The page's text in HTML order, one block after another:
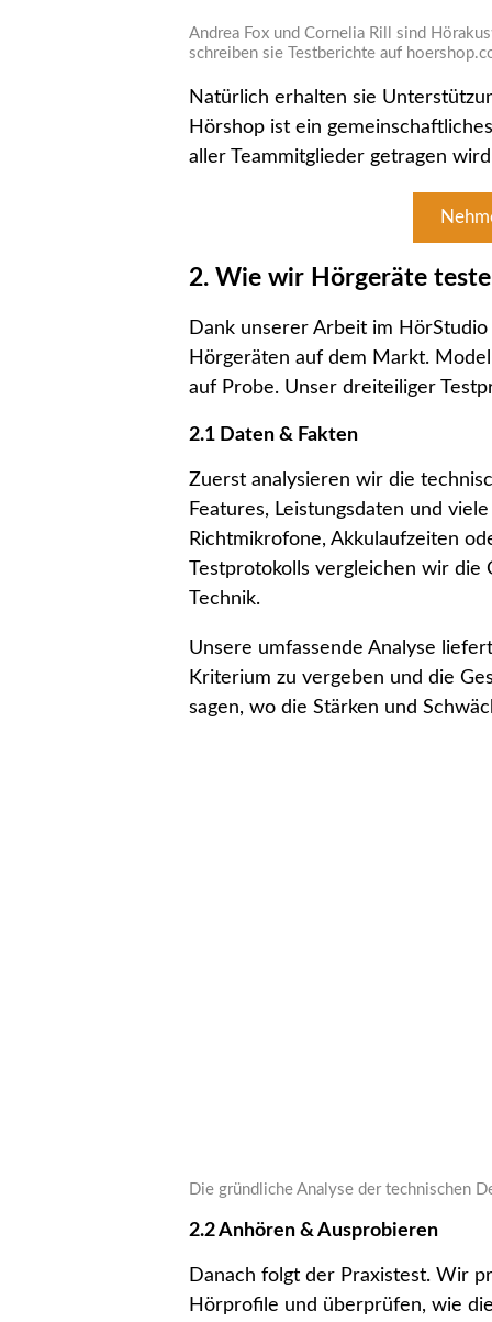
Andrea Fox und Cornelia Rill sind
schreiben sie Testberichte auf
Natürlich erhalten sie
Hörshop ist ein
aller Teammitglieder getragen
2. Wie wir Hörgeräte
Dank unserer Arbeit im
Hörgeräten auf dem Markt.
auf Probe. Unser dreiteiliger
2.1 Daten & Fakten
Zuerst analysieren wir die
Features, Leistungsdaten und
Richtmikrofone, Akkulaufzeiten
Testprotokolls vergleichen wir die
Technik.
Unsere umfassende Analyse
Kriterium zu vergeben und die
sagen, wo die Stärken und
Die gründliche Analyse der technischen
2.2 Anhören & Ausprobieren
Danach folgt der Praxistest. Wir
Hörprofile und überprüfen, wie